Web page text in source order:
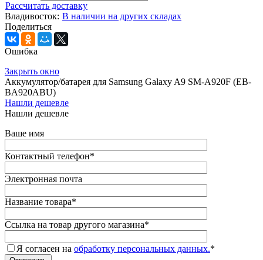
Рассчитать доставку
Владивосток: В наличии на других складах
Поделиться
Ошибка
Закрыть окно
Аккумулятор/батарея для Samsung Galaxy A9 SM-A920F (EB-
BA920ABU)
Нашли дешевле
Нашли дешевле
Ваше имя
Контактный телефон*
Электронная почта
Название товара*
Ссылка на товар другого магазина*
Я согласен на обработку персональных данных.*